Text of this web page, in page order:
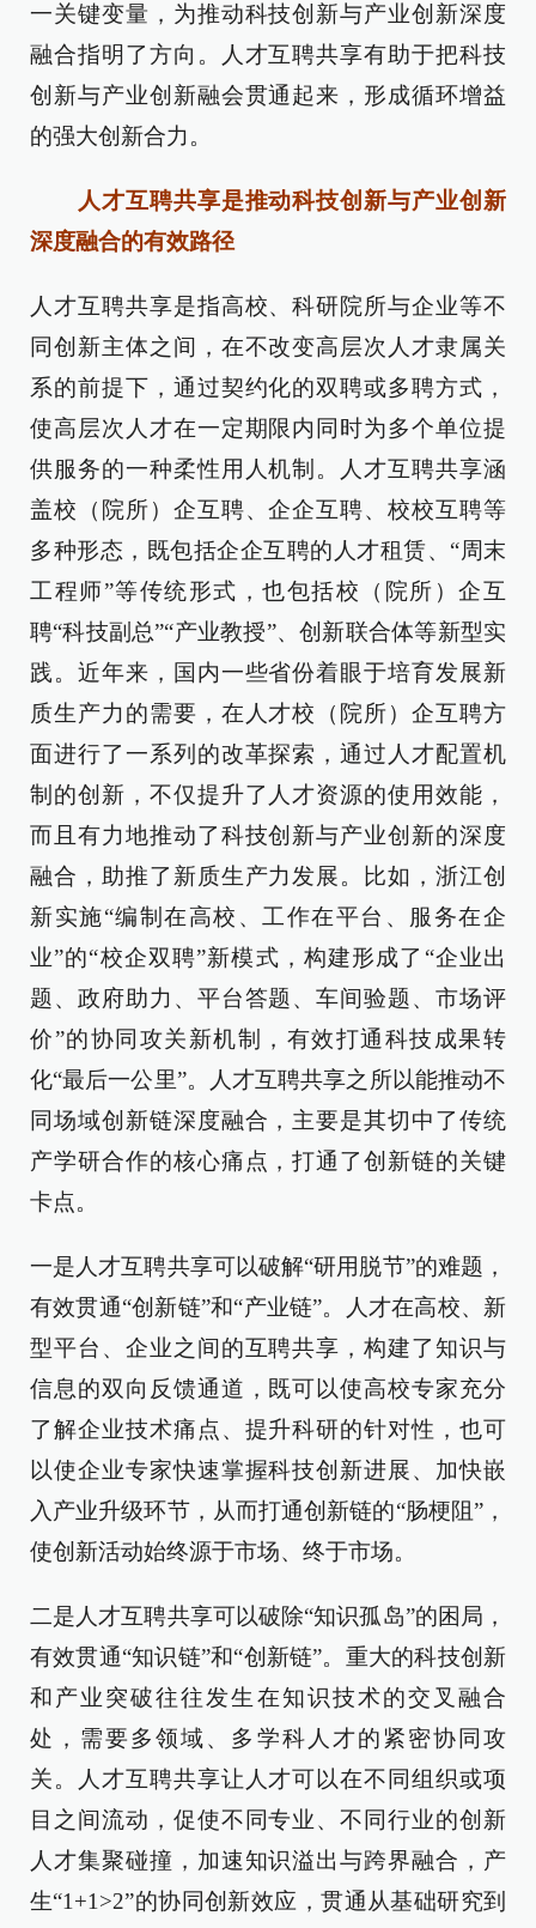
一关键变量，为推动科技创新与产业创新深度
融合指明了方向。人才互聘共享有助于把科技
创新与产业创新融会贯通起来，形成循环增益
的强大创新合力。
人才互聘共享是推动科技创新与产业创新
深度融合的有效路径
人才互聘共享是指高校、科研院所与企业等不
同创新主体之间，在不改变高层次人才隶属关
系的前提下，通过契约化的双聘或多聘方式，
使高层次人才在一定期限内同时为多个单位提
供服务的一种柔性用人机制。人才互聘共享涵
盖校（院所）企互聘、企企互聘、校校互聘等
多种形态，既包括企企互聘的人才租赁、“周末
工程师”等传统形式，也包括校（院所）企互
聘“科技副总”“产业教授”、创新联合体等新型实
践。近年来，国内一些省份着眼于培育发展新
质生产力的需要，在人才校（院所）企互聘方
面进行了一系列的改革探索，通过人才配置机
制的创新，不仅提升了人才资源的使用效能，
而且有力地推动了科技创新与产业创新的深度
融合，助推了新质生产力发展。比如，浙江创
新实施“编制在高校、工作在平台、服务在企
业”的“校企双聘”新模式，构建形成了“企业出
题、政府助力、平台答题、车间验题、市场评
价”的协同攻关新机制，有效打通科技成果转
化“最后一公里”。人才互聘共享之所以能推动不
同场域创新链深度融合，主要是其切中了传统
产学研合作的核心痛点，打通了创新链的关键
卡点。
一是人才互聘共享可以破解“研用脱节”的难题，
有效贯通“创新链”和“产业链”。人才在高校、新
型平台、企业之间的互聘共享，构建了知识与
信息的双向反馈通道，既可以使高校专家充分
了解企业技术痛点、提升科研的针对性，也可
以使企业专家快速掌握科技创新进展、加快嵌
入产业升级环节，从而打通创新链的“肠梗阻”，
使创新活动始终源于市场、终于市场。
二是人才互聘共享可以破除“知识孤岛”的困局，
有效贯通“知识链”和“创新链”。重大的科技创新
和产业突破往往发生在知识技术的交叉融合
处，需要多领域、多学科人才的紧密协同攻
关。人才互聘共享让人才可以在不同组织或项
目之间流动，促使不同专业、不同行业的创新
人才集聚碰撞，加速知识溢出与跨界融合，产
生“1+1>2”的协同创新效应，贯通从基础研究到